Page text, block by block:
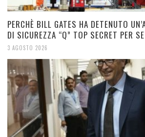
PERCHÈ BILL GATES HA DETENUTO
DI SICUREZZA “Q” TOP SECRET PER
3 AGOSTO 2026